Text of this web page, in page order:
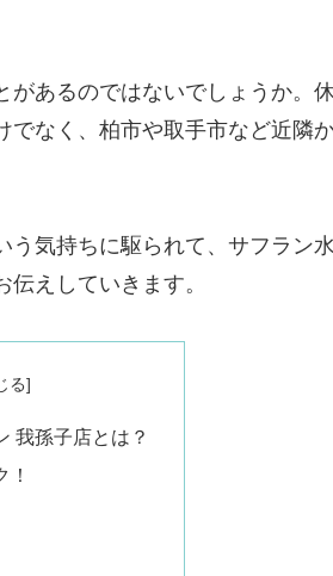
あるのではないでしょうか。
でなく、柏市や取手市など近隣
気持ちに駆られて、サフラン
えしていきます。
我孫子店とは？
！